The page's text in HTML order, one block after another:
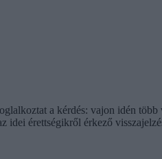
a kérdés: vajon idén
idei érettségikről érkező